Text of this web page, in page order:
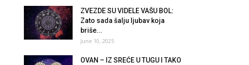
ZVEZDE SU VIDELE VAŠU BOL:
Zato sada šalju ljubav koja
briše...
June 10, 2025
OVAN – IZ SREĆE U TUGU I TAKO